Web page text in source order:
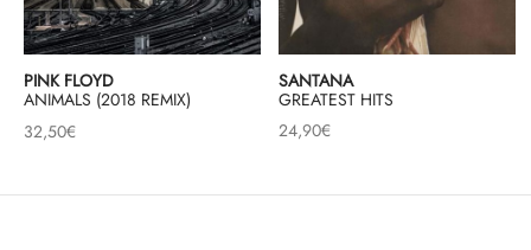
PINK FLOYD
ANIMALS (2018 REMIX)
32,50€
SANTANA
GREATEST HITS
24,90€